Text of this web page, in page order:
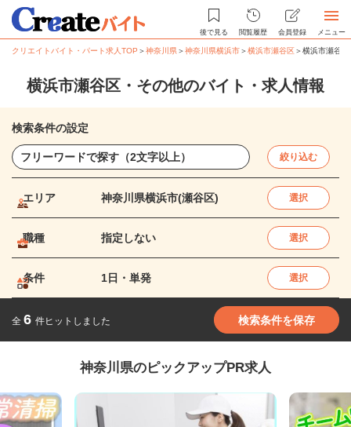
後で見る 閲覧履歴 会員登録 メニュー
クリエイトバイト・パート求人TOP ＞神奈川県＞神奈川県横浜市＞横浜市瀬谷区＞横浜市瀬谷
横浜市瀬谷区・その他のバイト・求人情報
検索条件の設定
絞り込む
エリア 神奈川県横浜市(瀬谷区) 選択
職種 指定しない 選択
条件 1日・単発 選択
全 6 件ヒットしました 検索条件を保存
神奈川県のピックアップPR求人